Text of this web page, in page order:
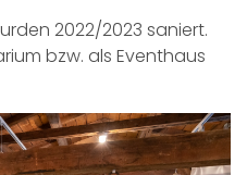
2022/2023 saniert.
bzw. als Eventhaus